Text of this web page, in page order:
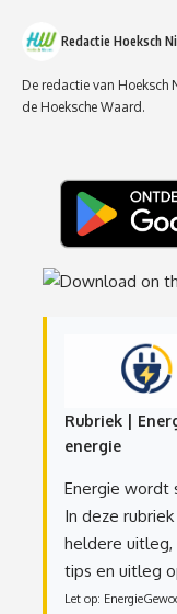
Redactie Hoeksch
De redactie van
de Hoeksche Waard.
Rubriek |
energie
Energie wordt
In deze
heldere uitleg,
tips en uitleg
Let op: